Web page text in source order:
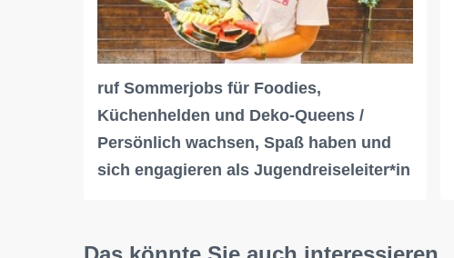
ruf Sommerjobs für Foodies,
Küchenhelden und Deko-Queens /
Persönlich wachsen, Spaß haben und
sich engagieren als Jugendreiseleiter*in